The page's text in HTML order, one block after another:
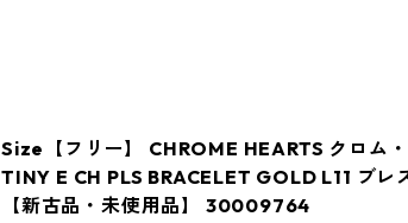
Size【フリー】 CHROME HEARTS クロム
TINY E CH PLS BRACELET GOLD L11 ブレ
【新古品・未使用品】 30009764